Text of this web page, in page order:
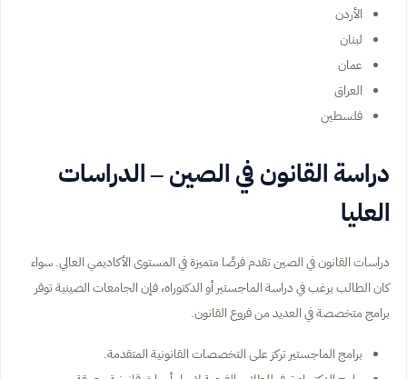
الأردن
لبنان
عمان
العراق
فلسطين
دراسة القانون في الصين – الدراسات
العليا
دراسات القانون في الصين تقدم فرصًا متميزة في المستوى الأكاديمي العالي. سواء
كان الطالب يرغب في دراسة الماجستير أو الدكتوراه، فإن الجامعات الصينية توفر
برامج متخصصة في العديد من فروع القانون.
برامج الماجستير تركز على التخصصات القانونية المتقدمة.